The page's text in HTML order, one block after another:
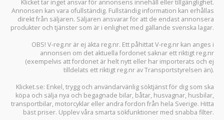
Klicket tar inget ansvar för annonsens innehåll eller tillgänglighet.
Annonsen kan vara ofullständig. Fullständig information kan erhållas
direkt från säljaren. Säljaren ansvarar för att de endast annonsera
produkter och tjänster som är i enlighet med gällande svenska lagar.
OBS! V-reg.nr är ej äkta reg.nr. Ett påhittat V-reg.nr kan anges i
annonsen om det aktuella fordonet saknar ett riktigt reg.nr
(exempelvis att fordonet är helt nytt eller har importerats och ej
tilldelats ett riktigt reg.nr av Transportstyrelsen än).
Klicket.se: Enkel, trygg och användarvänlig söktjänst för dig som ska
köpa och sälja nya och begagnade bilar, båtar, husvagnar, husbilar,
transportbilar, motorcyklar eller andra fordon från hela Sverige. Hitta
bäst priser. Upplev våra smarta sökfunktioner med snabba filter.